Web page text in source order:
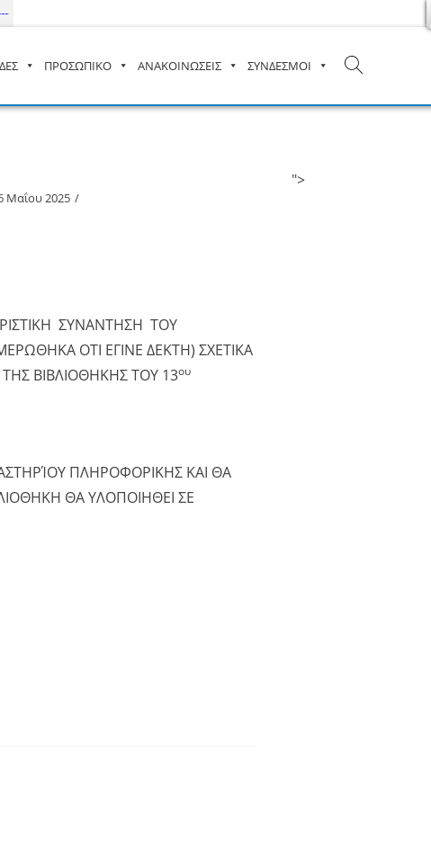
ΠΡΟΣΩΠΙΚΟ ΑΝΑΚΟΙΝΩΣΕΙΣ ΣΥΝΔΕΣΜΟΙ
Μαΐου 2025
ΣΥΝΑΝΤΗΣΗ ΤΟΥ
ΟΤΙ ΕΓΙΝΕ ΔΕΚΤΗ) ΣΧΕΤΙΚΑ
ΒΙΒΛΙΟΘΗΚΗΣ ΤΟΥ 13ου
ΠΛΗΡΟΦΟΡΙΚΗΣ ΚΑΙ ΘΑ
ΘΑ ΥΛΟΠΟΙΗΘΕΙ ΣΕ
">